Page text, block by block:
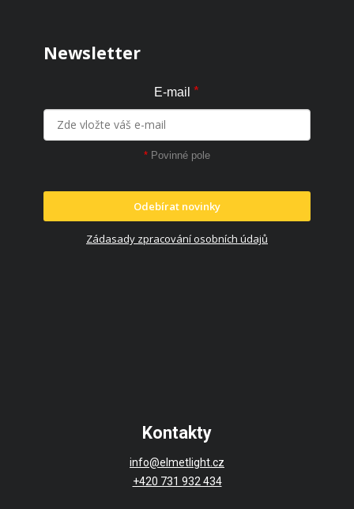
Newsletter
E-mail *
* Povinné pole
Odebírat novinky
Zádasady zpracování osobních údajů
Kontakty
info@elmetlight.cz
+420 731 932 434